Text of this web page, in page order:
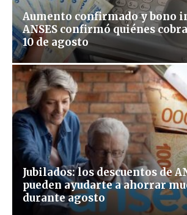
Aumento confirmado y bono
ANSES confirmó quiénes
10 de agosto
Jubilados: los descuentos de
pueden ayudarte a ahorrar
durante agosto